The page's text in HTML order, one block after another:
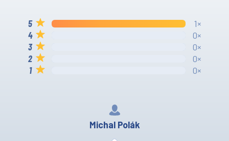
1×
0×
0×
0×
0×
Michal Polák